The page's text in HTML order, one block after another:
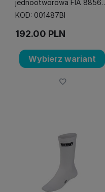
jednootworowa FIA 8856-
2018 biała
KOD: 001487BI
192.00 PLN
Wybierz wariant